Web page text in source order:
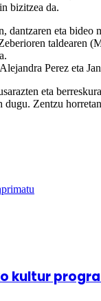
bizitzea da.
dantzaren eta
Perez eta
eta
Zentzu
kultur